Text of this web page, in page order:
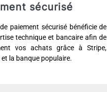
sécurisé
paiement sécurisé bénéficie de
technique et bancaire afin de
vos achats grâce à Stripe,
et la banque populaire.